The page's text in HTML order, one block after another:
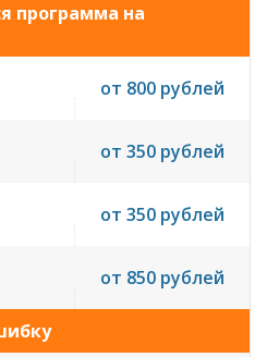
программа на
от 800 рублей
от 350 рублей
от 350 рублей
от 850 рублей